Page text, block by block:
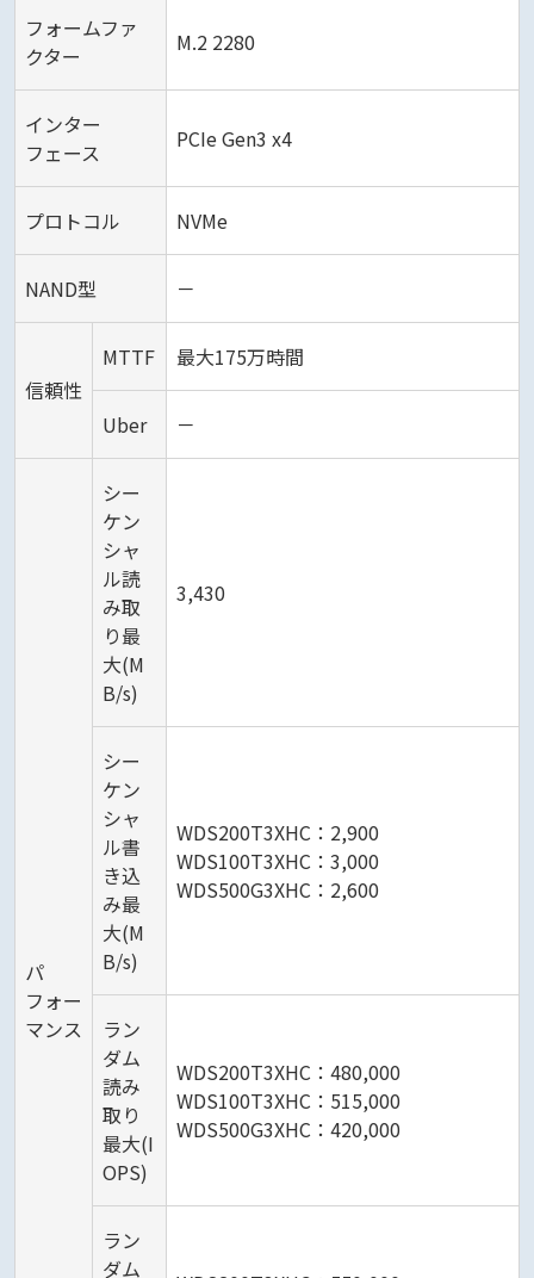
フォームファ
クター
M.2 2280
インター
フェース
PCIe Gen3 x4
プロトコル NVMe
NAND型 －
信頼性
MTTF 最大175万時間
Uber －
パ
フォー
マンス
シー
ケン
シャ
ル読
み取
り最
大(M
B/s)
3,430
シー
ケン
シャ
ル書
き込
み最
大(M
B/s)
WDS200T3XHC：2,900
WDS100T3XHC：3,000
WDS500G3XHC：2,600
ラン
ダム
読み
取り
最大(I
OPS)
WDS200T3XHC：480,000
WDS100T3XHC：515,000
WDS500G3XHC：420,000
ラン
ダム